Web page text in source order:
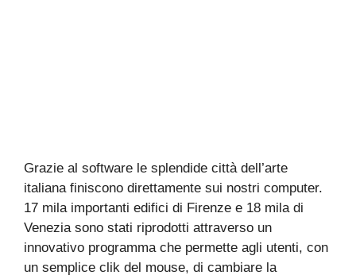
Grazie al software le splendide città dell’arte
italiana finiscono direttamente sui nostri computer.
17 mila importanti edifici di Firenze e 18 mila di
Venezia sono stati riprodotti attraverso un
innovativo programma che permette agli utenti, con
un semplice clik del mouse, di cambiare la